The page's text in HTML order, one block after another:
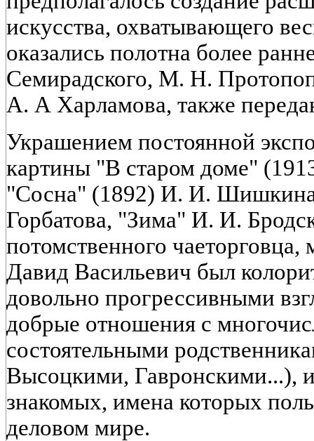
искусства, охватывающего
оказались полотна более
Семирадского, М. Н.
А. А Харламова, также
Украшением постоянной
картины "В старом доме"
"Сосна" (1892) И. И.
Горбатова, "Зима" И. И.
потомственного
Давид Васильевич был
довольно прогрессивными
добрые отношения с
состоятельными
Высоцкими, Гавронскими...),
знакомых, имена которых
деловом мире.